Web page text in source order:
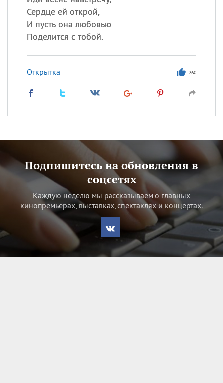
Сердце ей открой,
И пусть она любовью
Поделится с тобой.
Открытка 260
Подпишитесь на обновления в
соцсетях
Каждую неделю мы рассказываем о главных
кинопремьерах, выставках, спектаклях и концертах.